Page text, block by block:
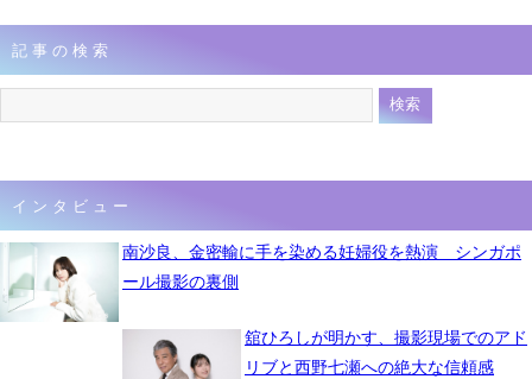
記事の検索
インタビュー
南沙良、金密輸に手を染める妊婦役を熱演 シンガポ
ール撮影の裏側
舘ひろしが明かす、撮影現場でのアド
リブと西野七瀬への絶大な信頼感